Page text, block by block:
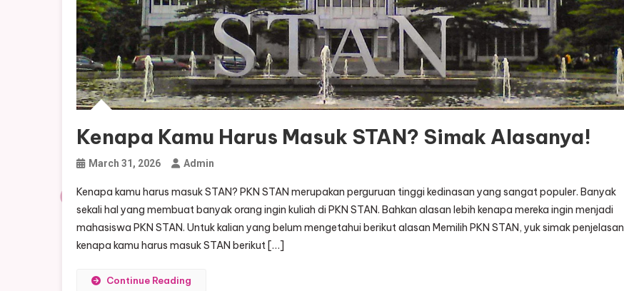
Kenapa Kamu Harus Masuk STAN? Simak Alasanya!
March 31, 2026 Admin
Kenapa kamu harus masuk STAN? PKN STAN merupakan perguruan tinggi kedinasan yang sangat populer. Banyak
sekali hal yang membuat banyak orang ingin kuliah di PKN STAN. Bahkan alasan lebih kenapa mereka ingin menjadi
mahasiswa PKN STAN. Untuk kalian yang belum mengetahui berikut alasan Memilih PKN STAN, yuk simak penjelasan
kenapa kamu harus masuk STAN berikut […]
Continue Reading